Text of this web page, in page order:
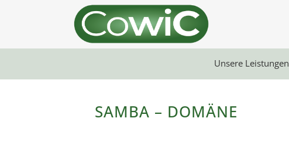
Unsere Leistungen
SAMBA – DOMÄNE